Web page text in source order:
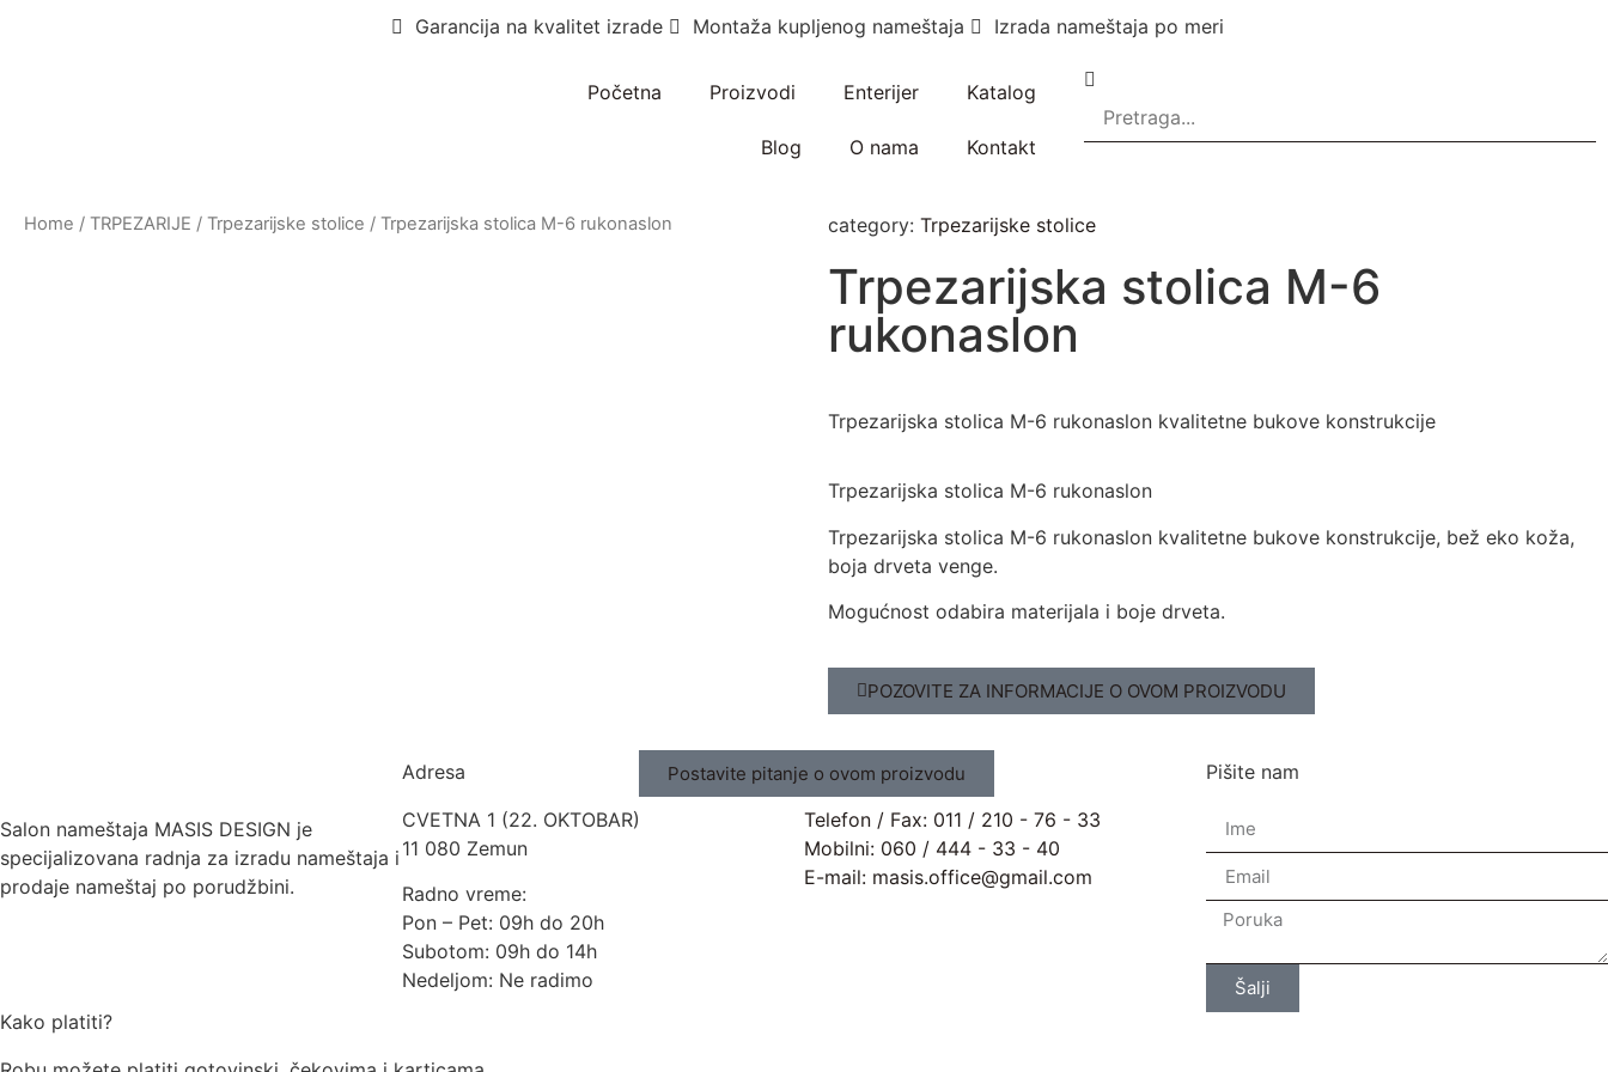
Garancija na kvalitet izrade Montaža kupljenog nameštaja Izrada nameštaja po meri
Početna Proizvodi Enterijer Katalog
Blog O nama Kontakt
Home / TRPEZARIJE / Trpezarijske stolice / Trpezarijska stolica M-6 rukonaslon category: Trpezarijske stolice
Trpezarijska stolica M-6
rukonaslon
Trpezarijska stolica M-6 rukonaslon kvalitetne bukove konstrukcije
Trpezarijska stolica M-6 rukonaslon
Trpezarijska stolica M-6 rukonaslon kvalitetne bukove konstrukcije, bež eko koža,
boja drveta venge.
Mogućnost odabira materijala i boje drveta.
POZOVITE ZA INFORMACIJE O OVOM PROIZVODU
Postavite pitanje o ovom proizvodu
Salon nameštaja MASIS DESIGN je
specijalizovana radnja za izradu nameštaja i
prodaje nameštaj po porudžbini.
Adresa
CVETNA 1 (22. OKTOBAR)
11 080 Zemun
Radno vreme:
Pon – Pet: 09h do 20h
Subotom: 09h do 14h
Nedeljom: Ne radimo
Kontakt info
Telefon / Fax: 011 / 210 - 76 - 33
Mobilni: 060 / 444 - 33 - 40
E-mail: masis.office@gmail.com
Pišite nam
Šalji
Kako platiti?